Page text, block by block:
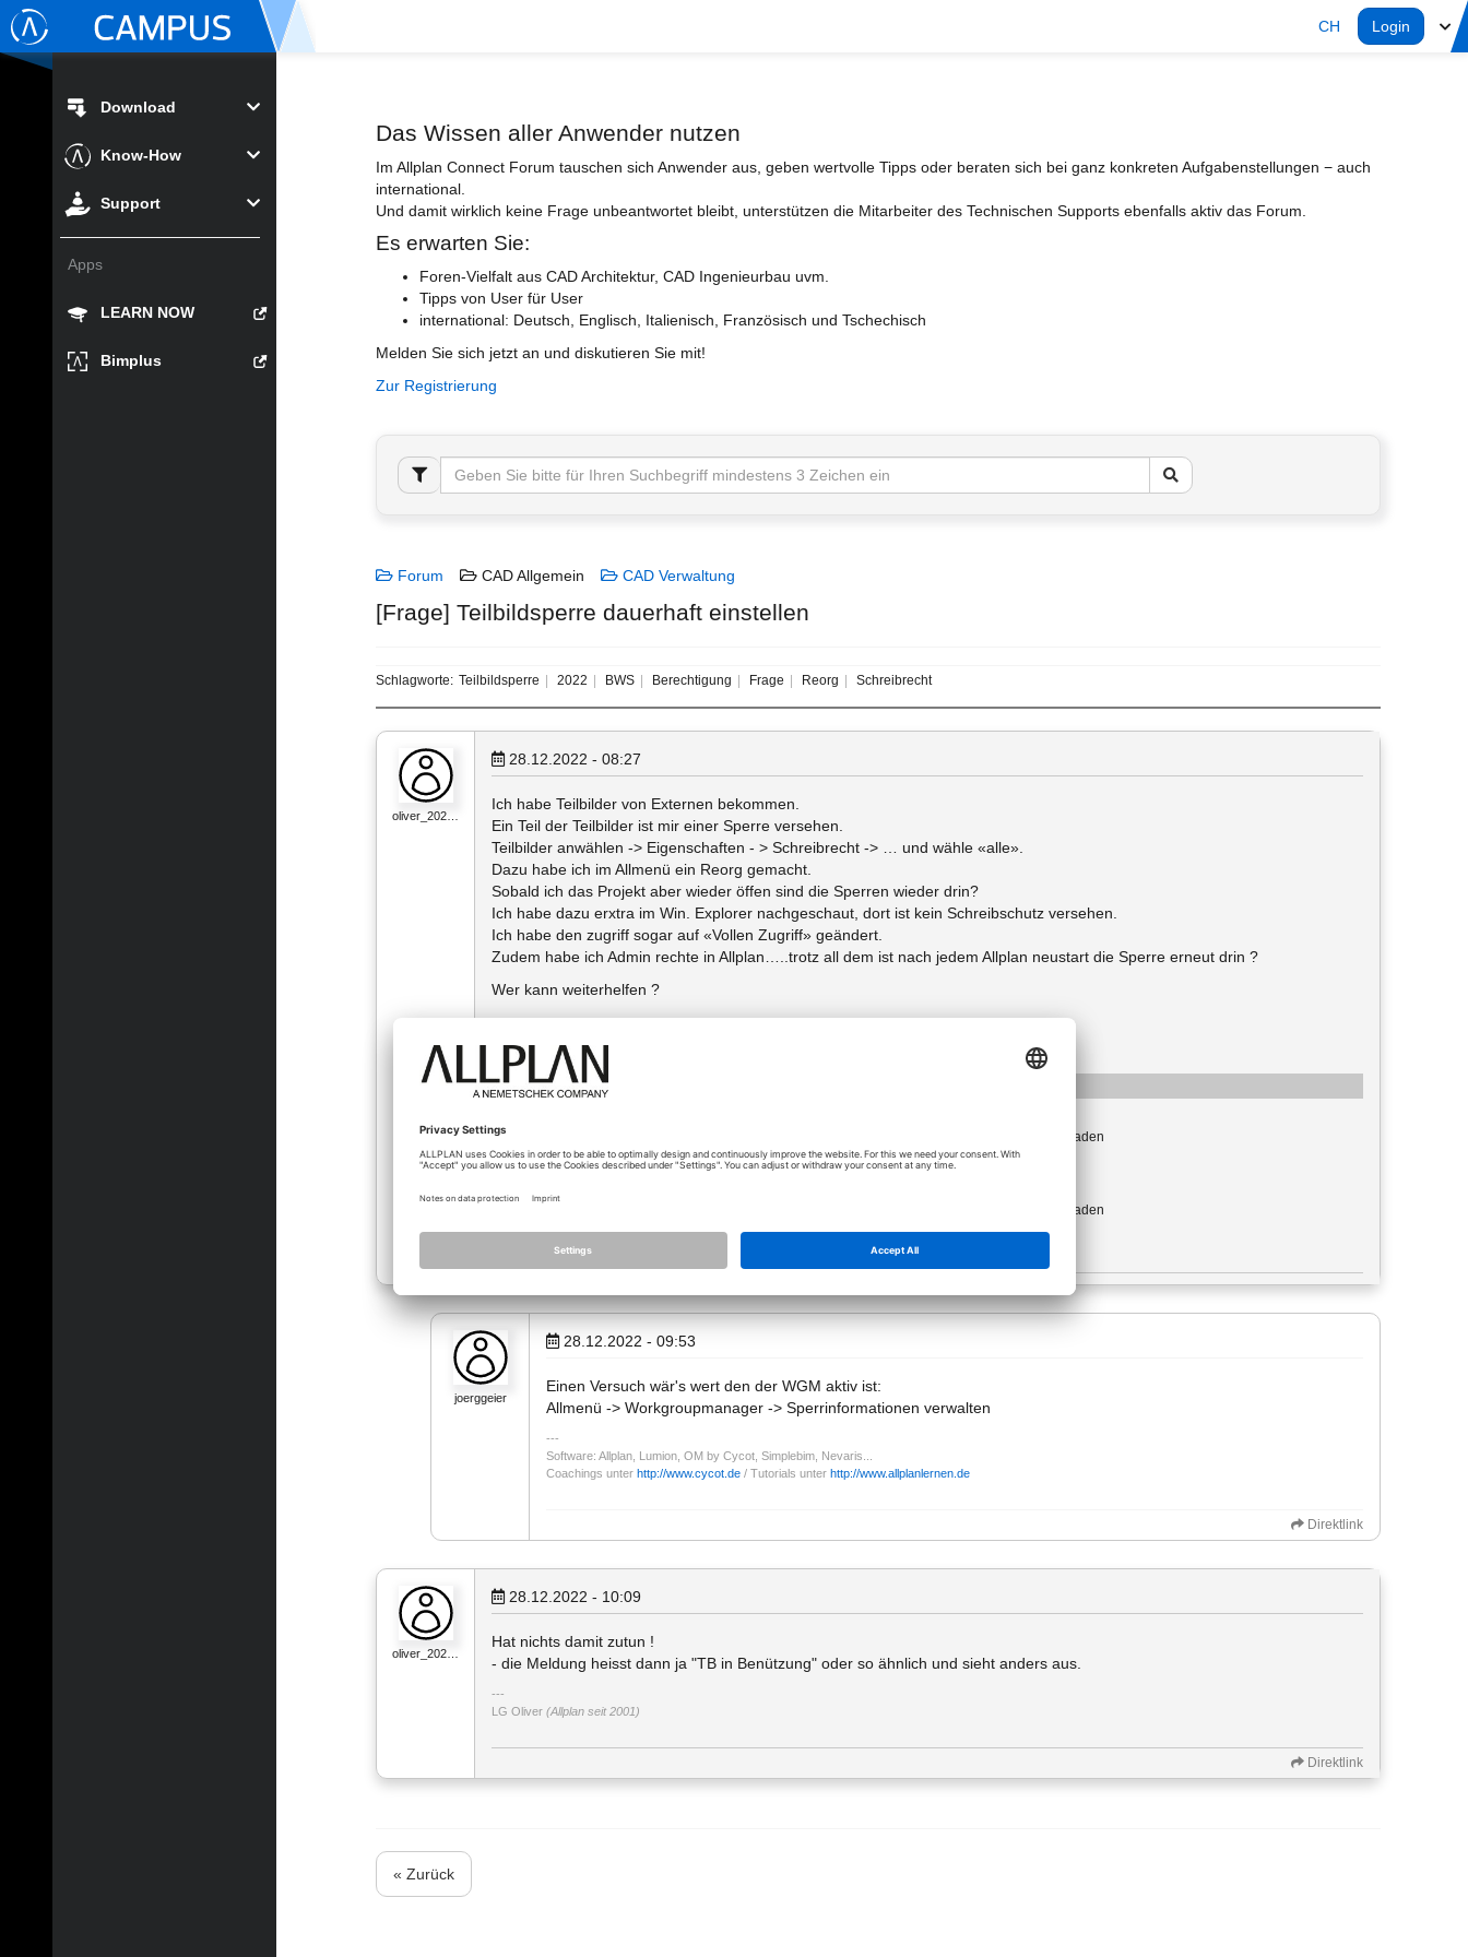
CH Login
Download
Know-How
Support
Apps
LEARN NOW
Bimplus
Das Wissen aller Anwender nutzen
Im Allplan Connect Forum tauschen sich Anwender aus, geben wertvolle Tipps oder beraten sich bei ganz konkreten Aufgabenstellungen − auch
international.
Und damit wirklich keine Frage unbeantwortet bleibt, unterstützen die Mitarbeiter des Technischen Supports ebenfalls aktiv das Forum.
Es erwarten Sie:
Foren-Vielfalt aus CAD Architektur, CAD Ingenieurbau uvm.
Tipps von User für User
international: Deutsch, Englisch, Italienisch, Französisch und Tschechisch
Melden Sie sich jetzt an und diskutieren Sie mit!
Zur Registrierung
Forum CAD Allgemein CAD Verwaltung
[Frage] Teilbildsperre dauerhaft einstellen
Schlagworte: Teilbildsperre 2022 BWS Berechtigung Frage Reorg Schreibrecht
oliver_202…
28.12.2022 - 08:27
Ich habe Teilbilder von Externen bekommen.
Ein Teil der Teilbilder ist mir einer Sperre versehen.
Teilbilder anwählen -> Eigenschaften - > Schreibrecht -> … und wähle «alle».
Dazu habe ich im Allmenü ein Reorg gemacht.
Sobald ich das Projekt aber wieder öffen sind die Sperren wieder drin?
Ich habe dazu erxtra im Win. Explorer nachgeschaut, dort ist kein Schreibschutz versehen.
Ich habe den zugriff sogar auf «Vollen Zugriff» geändert.
Zudem habe ich Admin rechte in Allplan…..trotz all dem ist nach jedem Allplan neustart die Sperre erneut drin ?
Wer kann weiterhelfen ?
Anhänge (2)
001 Schreibrecht .jpg
25-mal heruntergeladen
Größe: 10,97 KiB
36-mal heruntergeladen
Größe: 33,02 KiB
joerggeier
28.12.2022 - 09:53
Einen Versuch wär's wert den der WGM aktiv ist:
Allmenü -> Workgroupmanager -> Sperrinformationen verwalten
Software: Allplan, Lumion, OM by Cycot, Simplebim, Nevaris...
Coachings unter http://www.cycot.de / Tutorials unter http://www.allplanlernen.de
Direktlink
oliver_202…
28.12.2022 - 10:09
Hat nichts damit zutun !
- die Meldung heisst dann ja "TB in Benützung" oder so ähnlich und sieht anders aus.
LG Oliver (Allplan seit 2001)
Direktlink
« Zurück